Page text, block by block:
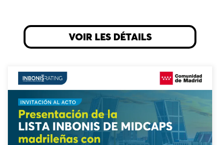
VOIR LES DÉTAILS